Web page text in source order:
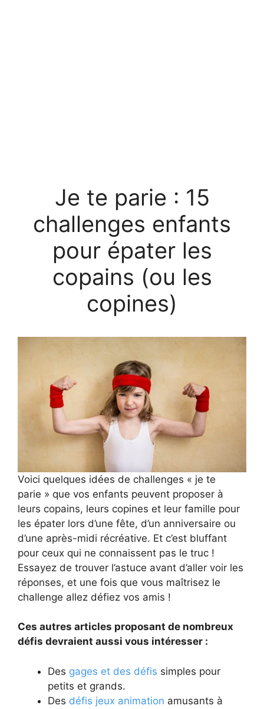
Je te parie : 15
challenges enfants
pour épater les
copains (ou les
copines)
Voici quelques idées de challenges « je te
parie » que vos enfants peuvent proposer à
leurs copains, leurs copines et leur famille pour
les épater lors d’une fête, d’un anniversaire ou
d’une après-midi récréative. Et c’est bluffant
pour ceux qui ne connaissent pas le truc !
Essayez de trouver l’astuce avant d’aller voir les
réponses, et une fois que vous maîtrisez le
challenge allez défiez vos amis !
Ces autres articles proposant de nombreux
défis devraient aussi vous intéresser :
Des gages et des défis simples pour
petits et grands.
Des défis jeux animation amusants à